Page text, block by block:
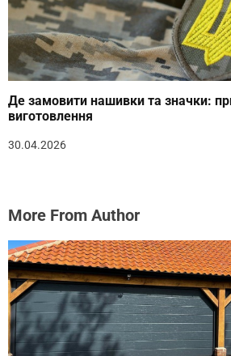
Де замовити нашивки та значки:
виготовлення
30.04.2026
More From Author